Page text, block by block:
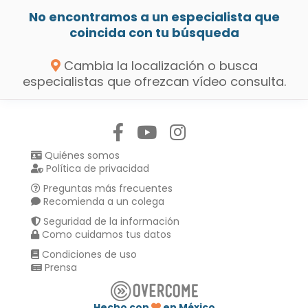
No encontramos a un especialista que
coincida con tu búsqueda
Cambia la localización o busca
especialistas que ofrezcan vídeo consulta.
Quiénes somos
Política de privacidad
Preguntas más frecuentes
Recomienda a un colega
Seguridad de la información
Como cuidamos tus datos
Condiciones de uso
Prensa